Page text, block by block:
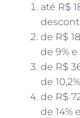
até R$
de R$
de 9%
de R$
de
de R$
de 14%